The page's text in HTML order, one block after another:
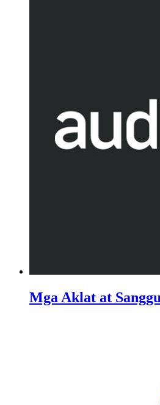
Mga Aklat at